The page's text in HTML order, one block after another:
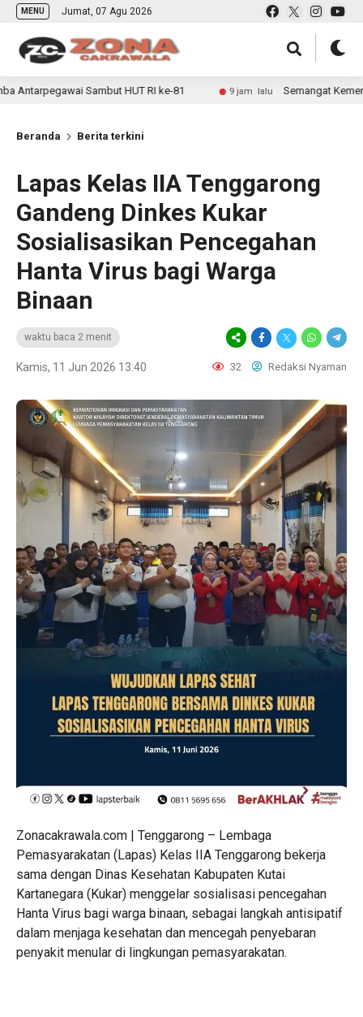
MENU Jumat, 07 Agu 2026
Sambut HUT RI ke-81 9 jam lalu Semangat Kemerdekaan
Beranda Berita terkini
Lapas Kelas IIA Tenggarong
Gandeng Dinkes Kukar
Sosialisasikan Pencegahan
Hanta Virus bagi Warga
Binaan
waktu baca 2 menit
Kamis, 11 Jun 2026 13:40 32 Redaksi Nyaman
Zonacakrawala.com | Tenggarong – Lembaga
Pemasyarakatan (Lapas) Kelas IIA Tenggarong bekerja
sama dengan Dinas Kesehatan Kabupaten Kutai
Kartanegara (Kukar) menggelar sosialisasi pencegahan
Hanta Virus bagi warga binaan, sebagai langkah antisipatif
dalam menjaga kesehatan dan mencegah penyebaran
penyakit menular di lingkungan pemasyarakatan.